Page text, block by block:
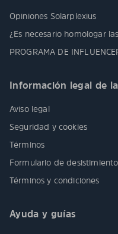
Opiniones Solarplexius
¿Es necesario homologar
PROGRAMA DE
Información legal de
Aviso legal
Seguridad y cookies
Términos
Formulario de desistimiento
Términos y condiciones
Ayuda y guías